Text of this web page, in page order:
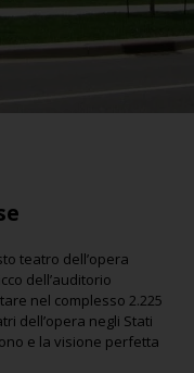
teatro dell’opera
dell’auditorio
nel complesso 2.225
dell’opera negli Stati
e la visione perfetta